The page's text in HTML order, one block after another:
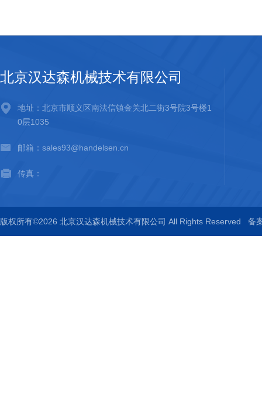
北京汉达森机械技术有限公司
地址：北京市顺义区南法信镇金关北二街3号院3号楼1
0层1035
邮箱：sales93@handelsen.cn
传真：
版权所有©2026 北京汉达森机械技术有限公司 All Rights Reserved 备